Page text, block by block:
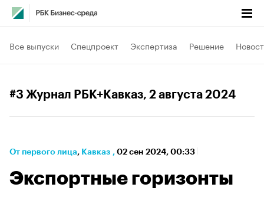
Все выпуски Спецпроект Экспертиза Решение
#3 Журнал РБК+Кавказ, 2 августа 2024
От первого лица⁠, Кавказ , 02 сен 2024, 00:33
Экспортные горизонты